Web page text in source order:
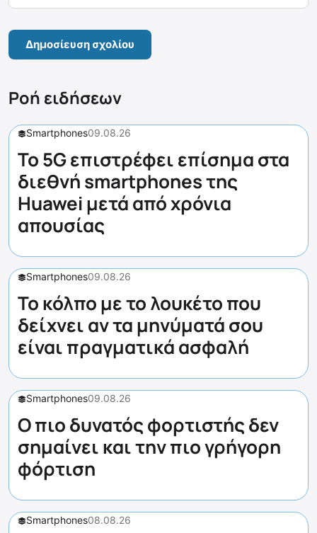
Ροή ειδήσεων
Smartphones09.08.26
Το 5G επιστρέφει επίσημα στα
διεθνή smartphones της
Huawei μετά από χρόνια
απουσίας
Smartphones09.08.26
Το κόλπο με το λουκέτο που
δείχνει αν τα μηνύματά σου
είναι πραγματικά ασφαλή
Smartphones09.08.26
Ο πιο δυνατός φορτιστής δεν
σημαίνει και την πιο γρήγορη
φόρτιση
Smartphones08.08.26